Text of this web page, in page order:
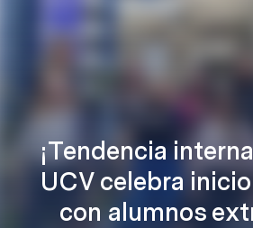
¡Tendencia
UCV celebra
con alumnos